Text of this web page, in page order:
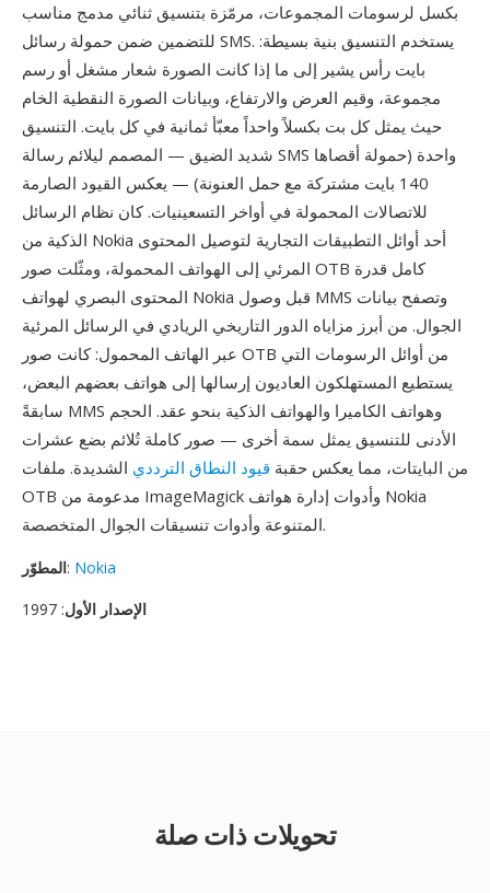
بكسل لرسومات المجموعات، مرمّزة بتنسيق ثنائي مدمج مناسب
للتضمين ضمن حمولة رسائل SMS. يستخدم التنسيق بنية بسيطة:
بايت رأس يشير إلى ما إذا كانت الصورة شعار مشغل أو رسم
مجموعة، وقيم العرض والارتفاع، وبيانات الصورة النقطية الخام
حيث يمثل كل بت بكسلاً واحداً معبّأ ثمانية في كل بايت. التنسيق
شديد الضيق — المصمم ليلائم رسالة SMS واحدة (حمولة أقصاها
140 بايت مشتركة مع حمل العنونة) — يعكس القيود الصارمة
للاتصالات المحمولة في أواخر التسعينيات. كان نظام الرسائل
الذكية من Nokia أحد أوائل التطبيقات التجارية لتوصيل المحتوى
المرئي إلى الهواتف المحمولة، ومثّلت صور OTB كامل قدرة
المحتوى البصري لهواتف Nokia قبل وصول MMS وتصفح بيانات
الجوال. من أبرز مزاياه الدور التاريخي الريادي في الرسائل المرئية
عبر الهاتف المحمول: كانت صور OTB من أوائل الرسومات التي
يستطيع المستهلكون العاديون إرسالها إلى هواتف بعضهم البعض،
سابقةً MMS وهواتف الكاميرا والهواتف الذكية بنحو عقد. الحجم
الأدنى للتنسيق يمثل سمة أخرى — صور كاملة تُلائم بضع عشرات
من البايتات، مما يعكس حقبة قيود النطاق الترددي الشديدة. ملفات
OTB مدعومة من ImageMagick وأدوات إدارة هواتف Nokia
المتنوعة وأدوات تنسيقات الجوال المتخصصة.
المطوّر: Nokia
الإصدار الأول: 1997
تحويلات ذات صلة